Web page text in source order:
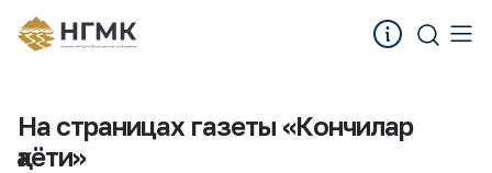
На страницах газеты «Кончилар
ҳаёти»